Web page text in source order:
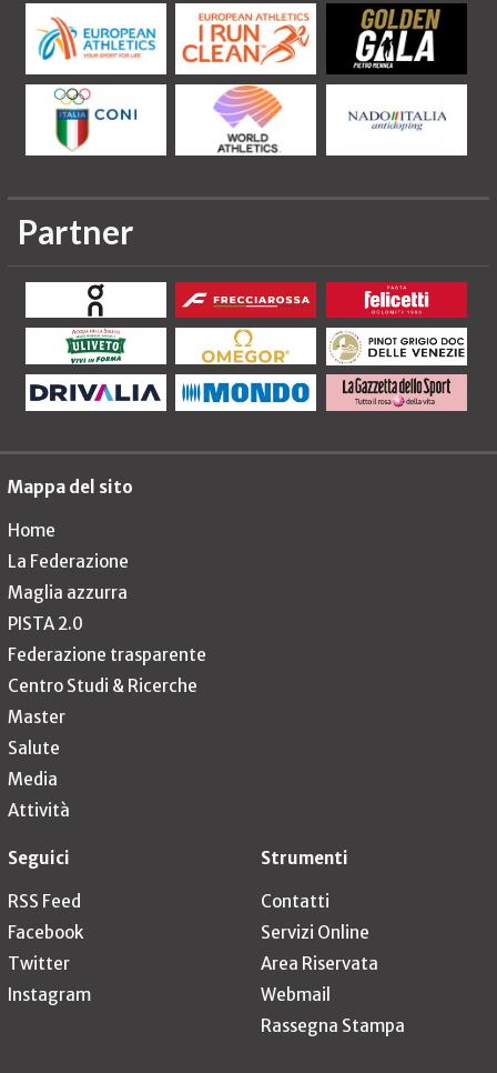
Partner
Mappa del sito
Home
La Federazione
Maglia azzurra
PISTA 2.0
Federazione trasparente
Centro Studi & Ricerche
Master
Salute
Media
Attività
Seguici
RSS Feed
Facebook
Twitter
Instagram
Strumenti
Contatti
Servizi Online
Area Riservata
Webmail
Rassegna Stampa